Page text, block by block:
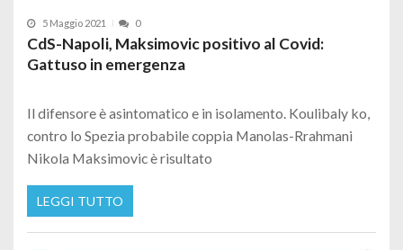
5 Maggio 2021 0
CdS-Napoli, Maksimovic positivo al Covid:
Gattuso in emergenza
Il difensore è asintomatico e in isolamento. Koulibaly ko,
contro lo Spezia probabile coppia Manolas-Rrahmani
Nikola Maksimovic è risultato
LEGGI TUTTO